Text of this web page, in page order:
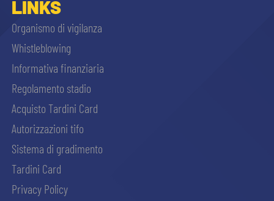
LINKS
Organismo di vigilanza
Whistleblowing
Informativa finanziaria
Regolamento stadio
Acquisto Tardini Card
Autorizzazioni tifo
Sistema di gradimento
Tardini Card
Privacy Policy